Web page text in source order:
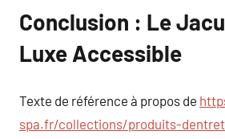
Conclusion : Le
Luxe Accessible
Texte de référence à propos de
spa.fr/collections/produits-